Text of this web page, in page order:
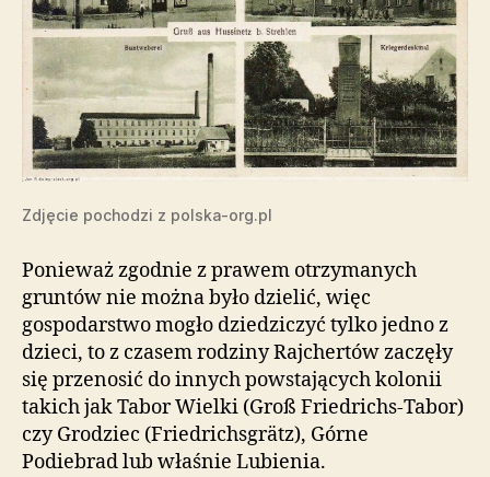
Zdjęcie pochodzi z polska-org.pl
Ponieważ zgodnie z prawem otrzymanych
gruntów nie można było dzielić, więc
gospodarstwo mogło dziedziczyć tylko jedno z
dzieci, to z czasem rodziny Rajchertów zaczęły
się przenosić do innych powstających kolonii
takich jak Tabor Wielki (Groß Friedrichs-Tabor)
czy Grodziec (Friedrichsgrätz), Górne
Podiebrad lub właśnie Lubienia.